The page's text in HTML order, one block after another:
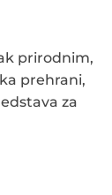
prirodnim,
prehrani,
za